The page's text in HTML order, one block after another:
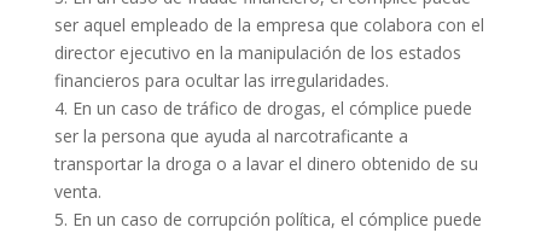
ser aquel empleado de la empresa que colabora con el
director ejecutivo en la manipulación de los estados
financieros para ocultar las irregularidades.
4. En un caso de tráfico de drogas, el cómplice puede
ser la persona que ayuda al narcotraficante a
transportar la droga o a lavar el dinero obtenido de su
venta.
5. En un caso de corrupción política, el cómplice puede